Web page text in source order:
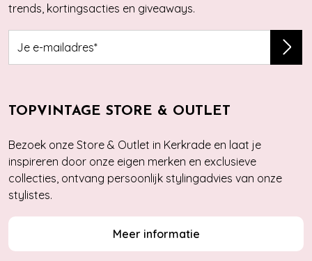
trends, kortingsacties en giveaways.
TOPVINTAGE STORE & OUTLET
Bezoek onze Store & Outlet in Kerkrade en laat je
inspireren door onze eigen merken en exclusieve
collecties, ontvang persoonlijk stylingadvies van onze
stylistes.
Meer informatie